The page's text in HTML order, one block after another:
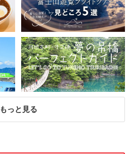
もっと見る